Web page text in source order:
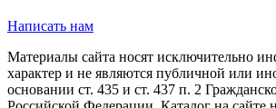
Написать нам
Материалы сайта носят исключительно
характер и не являются публичной или
основании ст. 435 и ст. 437 п. 2